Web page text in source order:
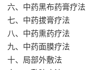
六、中药黑布药膏疗法
七、中药拔膏疗法
八、中药熏药疗法
九、中药面膜疗法
十、局部外敷法